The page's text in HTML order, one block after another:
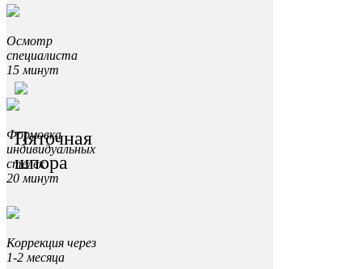
Пяточная
шпора
Осмотр
специалиста
15 минут
Формовка
индивидуальных
стелек
20 минут
Коррекция через
1-2 месяца